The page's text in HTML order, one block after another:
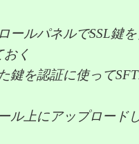
ールパネルでSSL鍵
く
鍵を認証に使って
ル上にアップロード